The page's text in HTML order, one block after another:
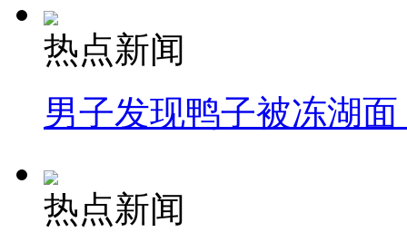
热点新闻
男子发现鸭子被冻湖
热点新闻